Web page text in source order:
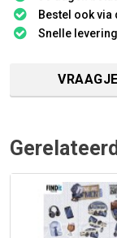
Bestel ook via
Snelle levering